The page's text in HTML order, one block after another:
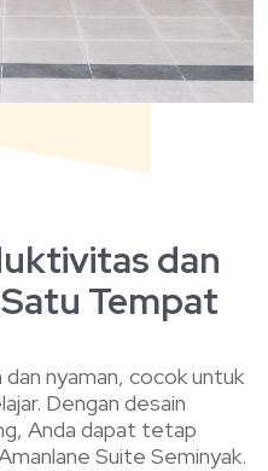
dan
Tempat
nyaman, cocok untuk
Dengan desain
Anda dapat tetap
Suite Seminyak.